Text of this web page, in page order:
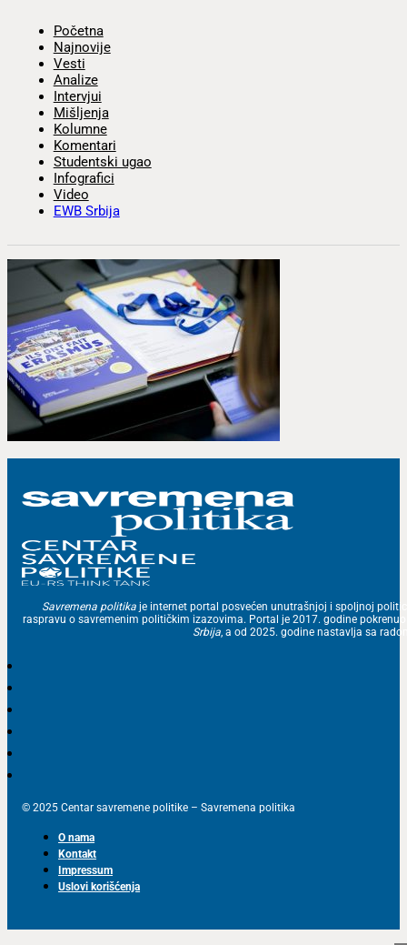
Početna
Najnovije
Vesti
Analize
Intervjui
Mišljenja
Kolumne
Komentari
Studentski ugao
Infografici
Video
EWB Srbija
Savremena politika je internet portal posvećen unutrašnjoj i spoljnoj
raspravu o savremenim političkim izazovima. Portal je 2017. godine
Srbija, a od 2025. godine nastavlja sa
© 2025 Centar savremene politike – Savremena politika
O nama
Kontakt
Impressum
Uslovi korišćenja